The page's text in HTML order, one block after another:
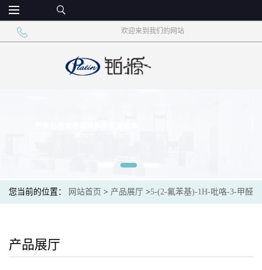
欢迎来到我们的网站
您当前的位置： 网站首页 > 产品展厅 >5-(2-氟苯基)-1H-吡咯-3-甲醛
产品展厅